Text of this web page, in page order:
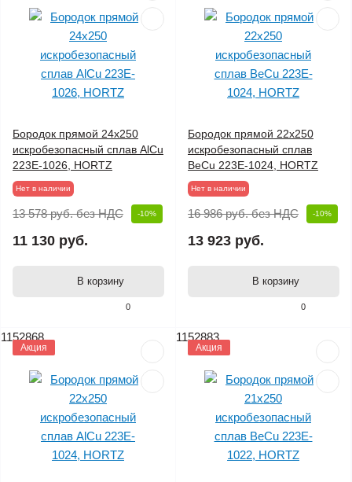
0
Бородок прямой 24х250
искробезопасный сплав AlCu
223E-1026, HORTZ
Нет в наличии
13 578 руб.без НДС -10%
11 130 руб.
В корзину
0
Бородок прямой 22х250
искробезопасный сплав
BeCu 223E-1024, HORTZ
Нет в наличии
16 986 руб.без НДС -10%
13 923 руб.
В корзину
1152868
Акция
1152883
Акция